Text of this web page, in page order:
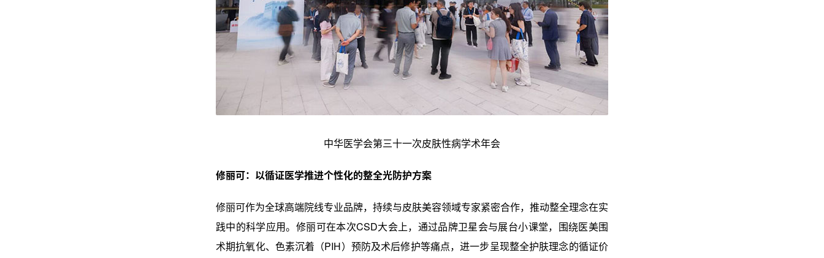
中华医学会第三十一次皮肤性病学术年会
修丽可：以循证医学推进个性化的整全光防护方案
修丽可作为全球高端院线专业品牌，持续与皮肤美容领域专家紧密合作，推动整全理念在实
践中的科学应用。修丽可在本次CSD大会上，通过品牌卫星会与展台小课堂，围绕医美围
术期抗氧化、色素沉着（PIH）预防及术后修护等痛点，进一步呈现整全护肤理念的循证价